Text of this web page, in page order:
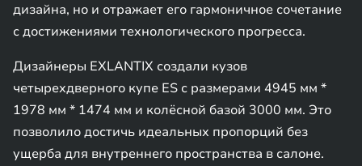
дизайна, но и отражает его гармоничное сочетание
с достижениями технологического прогресса.
Дизайнеры EXLANTIX создали кузов
четырехдверного купе ES с размерами 4945 мм *
1978 мм * 1474 мм и колёсной базой 3000 мм. Это
позволило достичь идеальных пропорций без
ущерба для внутреннего пространства в салоне.